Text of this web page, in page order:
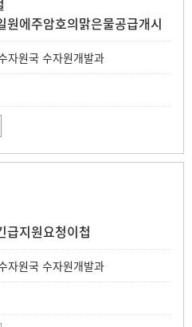
에주암호의맑은물공급개시
자원국 수자원개발과
급지원요청이첩
자원국 수자원개발과